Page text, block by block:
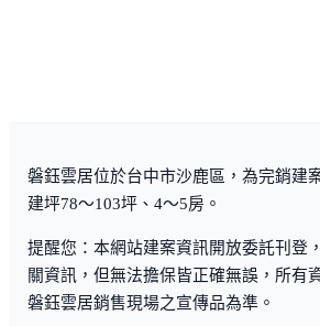
磐鈺雲居位於台中市沙鹿區，為完銷建
建坪78～103坪、4～5房。
提醒您：本網站建案資訊開放委託刊登
關資訊，但無法擔保皆正確無誤，所有
磐鈺雲居銷售現場之宣傳品為準。